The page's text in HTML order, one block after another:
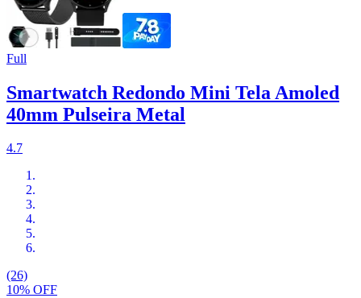
Full
Smartwatch Redondo Mini Tela Amoled
40mm Pulseira Metal
4.7
(26)
10% OFF